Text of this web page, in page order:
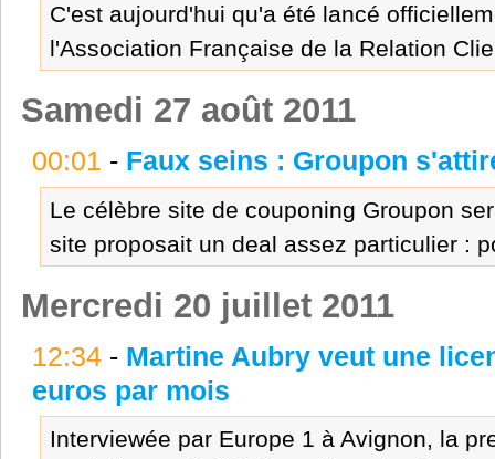
C'est aujourd'hui qu'a été lancé
l'Association Française de la Relation
Samedi 27 août 2011
00:01 - Faux seins : Groupon
Le célèbre site de couponing Groupon
site proposait un deal assez particulier :
Mercredi 20 juillet 2011
12:34- Martine Aubry veut une
euros par mois
Interviewée par Europe 1 à Avignon, la